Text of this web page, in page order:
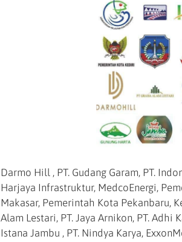
Darmo Hill , PT. Gudang Garam, PT.
Harjaya Infrastruktur, MedcoEnergi,
Makasar, Pemerintah Kota Pekanbaru,
Alam Lestari, PT. Jaya Arnikon, PT. Adhi
Istana Jambu , PT. Nindya Karya,